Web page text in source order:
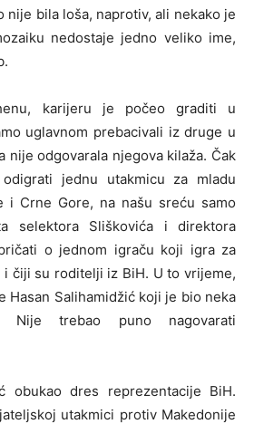
nije bila loša, naprotiv, ali nekako je
nedostaje jedno veliko ime,
karijeru je počeo graditi u
uglavnom prebacivali iz druge u
nije odgovarala njegova kilaža. Čak
jednu utakmicu za mladu
i Crne Gore, na našu sreću samo
selektora Sliškovića i direktora
o jednom igraču koji igra za
i čiji su roditelji iz BiH. U to vrijeme,
Hasan Salihamidžić koji je bio neka
Nije trebao puno nagovarati
obukao dres reprezentacije BiH.
utakmici protiv Makedonije